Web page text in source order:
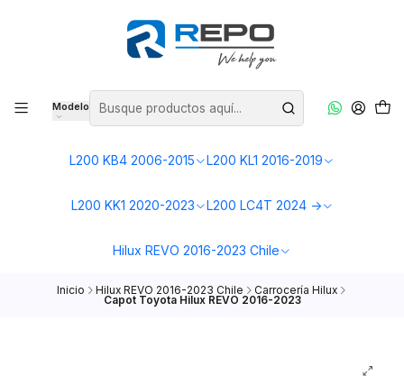
Modelo
L200 KB4 2006-2015 L200 KL1 2016-2019
L200 KK1 2020-2023 L200 LC4T 2024 ->
Hilux REVO 2016-2023 Chile
Inicio Hilux REVO 2016-2023 Chile Carrocería Hilux
Capot Toyota Hilux REVO 2016-2023